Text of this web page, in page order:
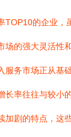
TOP10的企业，
场的强大灵活性
服务市场正从基
长率往往与较小
加剧的特点，这